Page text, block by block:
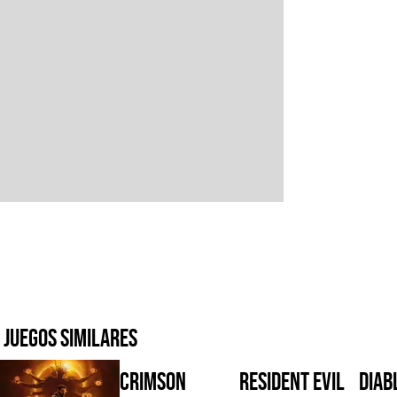
Juegos similares
Crimson
Resident Evil